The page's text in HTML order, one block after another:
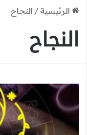
الرئيسية / النجاح
النجاح